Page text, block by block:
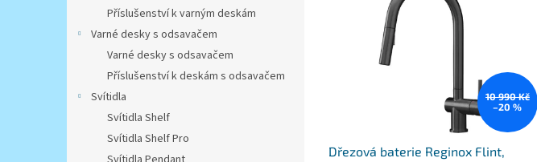
Příslušenství k varným deskám
Varné desky s odsavačem
Varné desky s odsavačem
Příslušenství k deskám s odsavačem
Svítidla
Svítidla Shelf
Svítidla Shelf Pro
10 990 Kč
–20 %
Dřezová baterie Reginox Flint,